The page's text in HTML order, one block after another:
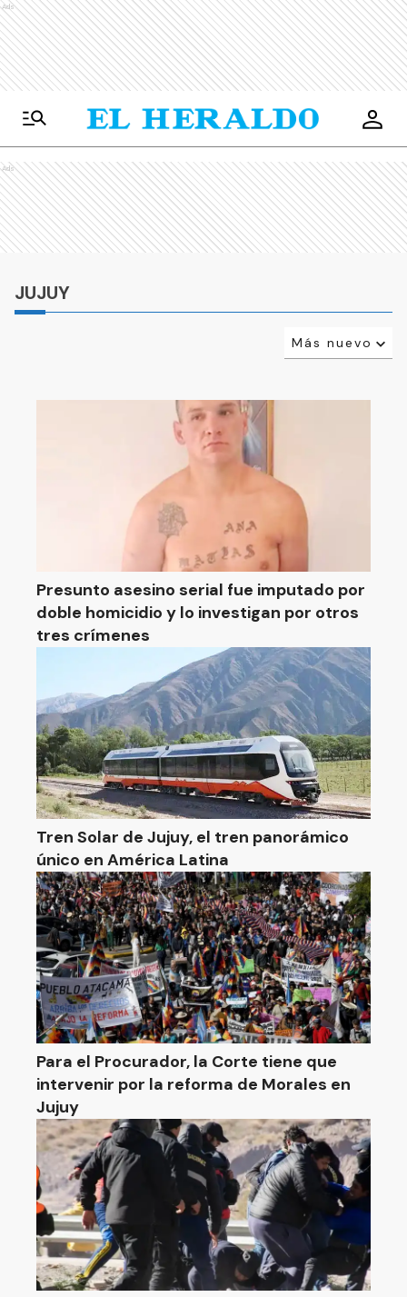
Ads
Ads
JUJUY
Más nuevo
Presunto asesino serial fue imputado por
doble homicidio y lo investigan por otros
tres crímenes
Tren Solar de Jujuy, el tren panorámico
único en América Latina
Para el Procurador, la Corte tiene que
intervenir por la reforma de Morales en
Jujuy